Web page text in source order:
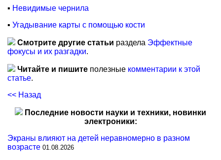
▪ Невидимые чернила
▪ Угадывание карты с помощью кости
Смотрите другие статьи раздела Эффектные
фокусы и их разгадки.
Читайте и пишите полезные комментарии к этой
статье.
<< Назад
Последние новости науки и техники, новинки
электроники:
Экраны влияют на детей неравномерно в разном
возрасте 01.08.2026